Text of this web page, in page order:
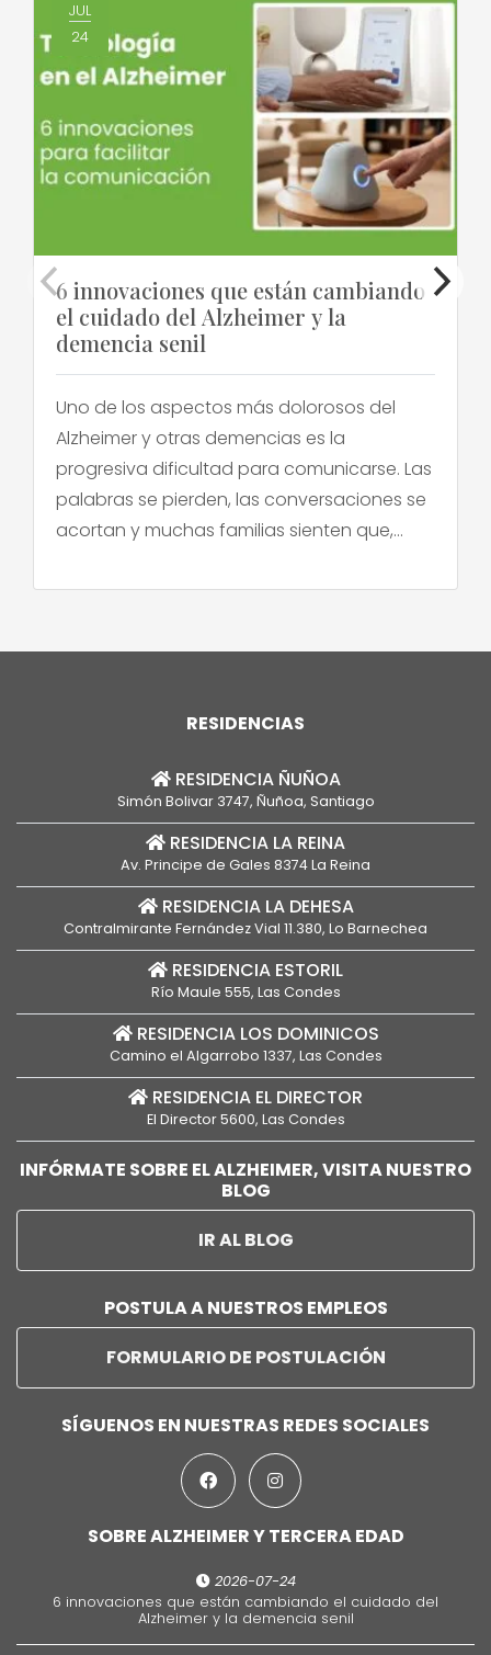
JUL
24
6 innovaciones que están cambiando
el cuidado del Alzheimer y la
demencia senil
Uno de los aspectos más dolorosos del
Alzheimer y otras demencias es la
progresiva dificultad para comunicarse. Las
palabras se pierden, las conversaciones se
acortan y muchas familias sienten que,
las conecta con su ser querido. Frente a
[…]
RESIDENCIAS
RESIDENCIA ÑUÑOA
Simón Bolivar 3747, Ñuñoa, Santiago
RESIDENCIA LA REINA
Av. Principe de Gales 8374 La Reina
RESIDENCIA LA DEHESA
Contralmirante Fernández Vial 11.380, Lo Barnechea
RESIDENCIA ESTORIL
Río Maule 555, Las Condes
RESIDENCIA LOS DOMINICOS
Camino el Algarrobo 1337, Las Condes
RESIDENCIA EL DIRECTOR
El Director 5600, Las Condes
INFÓRMATE SOBRE EL ALZHEIMER, VISITA NUESTRO
BLOG
IR AL BLOG
POSTULA A NUESTROS EMPLEOS
FORMULARIO DE POSTULACIÓN
SÍGUENOS EN NUESTRAS REDES SOCIALES
SOBRE ALZHEIMER Y TERCERA EDAD
2026-07-24
6 innovaciones que están cambiando el cuidado del
Alzheimer y la demencia senil